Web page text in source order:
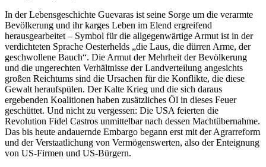
In der Lebensgeschichte Guevaras ist seine Sorge um die verarmte
Bevölkerung und ihr karges Leben im Elend ergreifend
herausgearbeitet – Symbol für die allgegenwärtige Armut ist in der
verdichteten Sprache Oesterhelds „die Laus, die dürren Arme, der
geschwollene Bauch“. Die Armut der Mehrheit der Bevölkerung
und die ungerechten Verhältnisse der Landverteilung angesichts
großen Reichtums sind die Ursachen für die Konflikte, die diese
Gewalt heraufspülen. Der Kalte Krieg und die sich daraus
ergebenden Koalitionen haben zusätzliches Öl in dieses Feuer
geschüttet. Und nicht zu vergessen: Die USA feierten die
Revolution Fidel Castros unmittelbar nach dessen Machtübernahme.
Das bis heute andauernde Embargo begann erst mit der Agrarreform
und der Verstaatlichung von Vermögenswerten, also der Enteignung
von US-Firmen und US-Bürgern.